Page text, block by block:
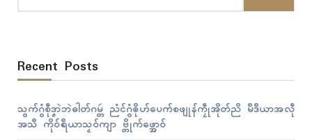
Recent Posts
သွက်ဂွံစဵုဒၞာဲဘဲဓါတ်ဂမ္တဴ ညံၚ်ဂွံၜိုဟ်ပေက်စဖျုန်ကၠဵုအိုတ်ညိ မဳဒဳယာအလဵု
အသဳ ကိုဝ်ရဳယာသၟဝ်ကျာ ဗ္တိုက်ဖ္အောဝ်